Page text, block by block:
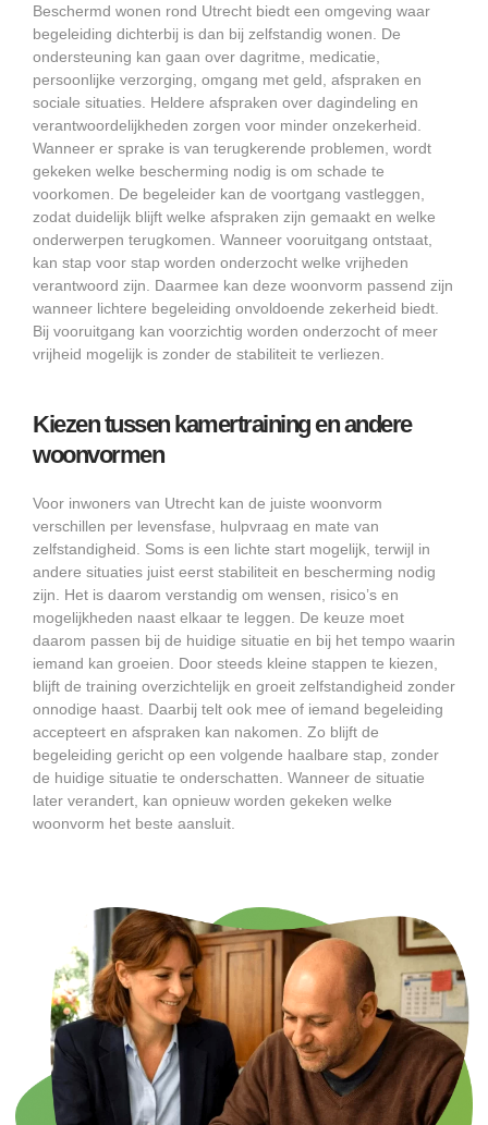
Beschermd wonen rond Utrecht biedt een omgeving waar
begeleiding dichterbij is dan bij zelfstandig wonen. De
ondersteuning kan gaan over dagritme, medicatie,
persoonlijke verzorging, omgang met geld, afspraken en
sociale situaties. Heldere afspraken over dagindeling en
verantwoordelijkheden zorgen voor minder onzekerheid.
Wanneer er sprake is van terugkerende problemen, wordt
gekeken welke bescherming nodig is om schade te
voorkomen. De begeleider kan de voortgang vastleggen,
zodat duidelijk blijft welke afspraken zijn gemaakt en welke
onderwerpen terugkomen. Wanneer vooruitgang ontstaat,
kan stap voor stap worden onderzocht welke vrijheden
verantwoord zijn. Daarmee kan deze woonvorm passend zijn
wanneer lichtere begeleiding onvoldoende zekerheid biedt.
Bij vooruitgang kan voorzichtig worden onderzocht of meer
vrijheid mogelijk is zonder de stabiliteit te verliezen.
Kiezen tussen kamertraining en andere
woonvormen
Voor inwoners van Utrecht kan de juiste woonvorm
verschillen per levensfase, hulpvraag en mate van
zelfstandigheid. Soms is een lichte start mogelijk, terwijl in
andere situaties juist eerst stabiliteit en bescherming nodig
zijn. Het is daarom verstandig om wensen, risico’s en
mogelijkheden naast elkaar te leggen. De keuze moet
daarom passen bij de huidige situatie en bij het tempo waarin
iemand kan groeien. Door steeds kleine stappen te kiezen,
blijft de training overzichtelijk en groeit zelfstandigheid zonder
onnodige haast. Daarbij telt ook mee of iemand begeleiding
accepteert en afspraken kan nakomen. Zo blijft de
begeleiding gericht op een volgende haalbare stap, zonder
de huidige situatie te onderschatten. Wanneer de situatie
later verandert, kan opnieuw worden gekeken welke
woonvorm het beste aansluit.